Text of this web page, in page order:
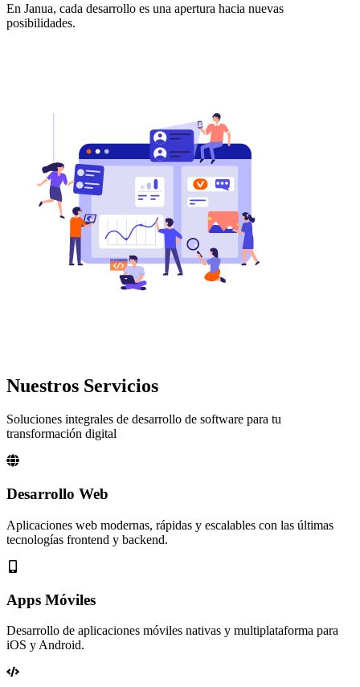
En Janua, cada desarrollo es una apertura hacia nuevas
posibilidades.
Nuestros Servicios
Soluciones integrales de desarrollo de software para tu
transformación digital
Desarrollo Web
Aplicaciones web modernas, rápidas y escalables con las últimas
tecnologías frontend y backend.
Apps Móviles
Desarrollo de aplicaciones móviles nativas y multiplataforma para
iOS y Android.